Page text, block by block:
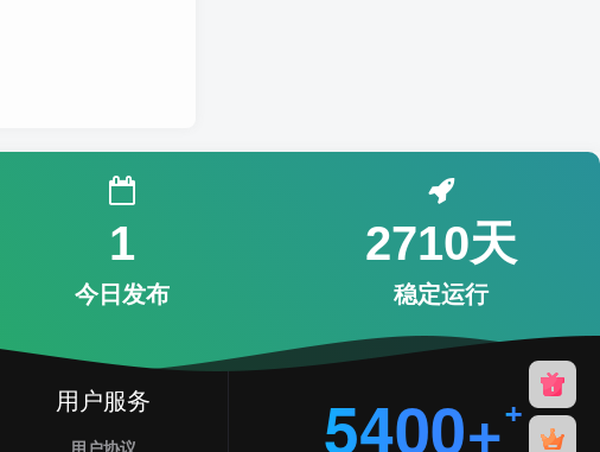
1
今日发布
2710天
稳定运行
用户服务
用户协议 5400+